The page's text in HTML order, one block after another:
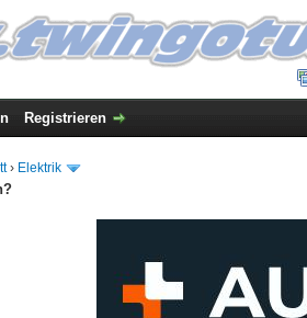
Registrieren
› Elektrik